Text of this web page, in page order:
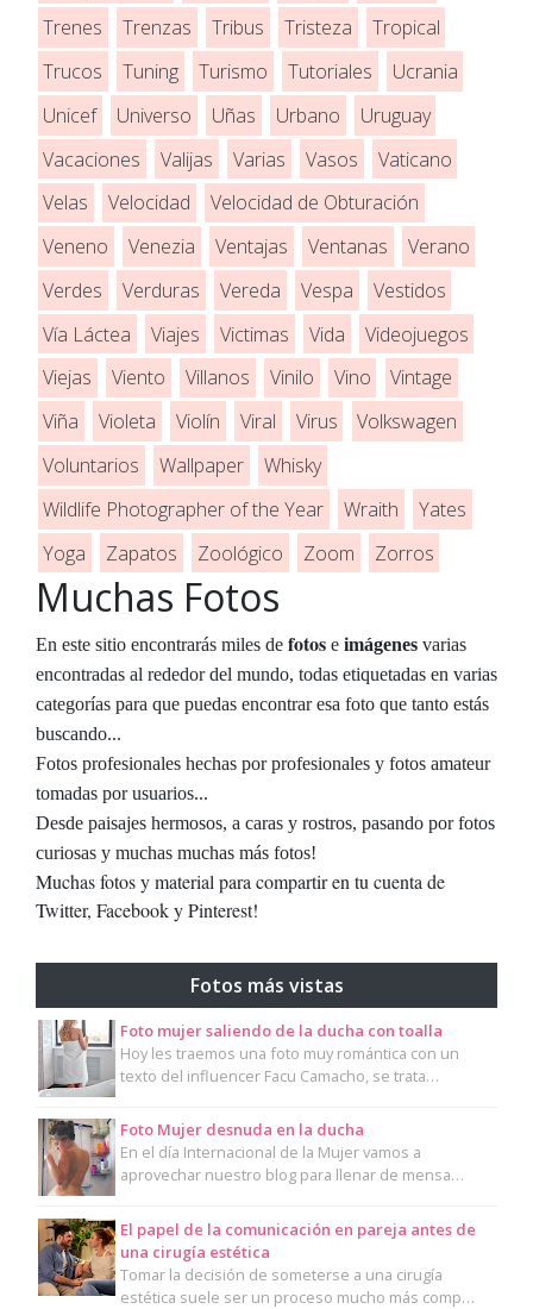
Trenes
Trenzas Tribus Tristeza
Tropical
Trucos
Tuning Turismo Tutoriales
Ucrania
Unicef
Universo Uñas Urbano
Uruguay
Vacaciones
Valijas Varias Vasos
Vaticano
Velas
Velocidad
Velocidad de Obturación
Veneno
Venezia Ventajas Ventanas
Verano
Verdes
Verduras Vereda Vespa
Vestidos
Vía Láctea
Viajes Victimas Vida
Videojuegos
Viejas
Viento Villanos Vinilo Vino
Vintage
Viña
Violeta Violín Viral Virus
Volkswagen
Voluntarios
Wallpaper
Whisky
Wildlife Photographer of the Year
Wraith
Yates
Yoga
Zapatos Zoológico Zoom Zorros
Muchas Fotos
En este sitio encontrarás miles de fotos e imágenes varias
encontradas al rededor del mundo, todas etiquetadas en varias
categorías para que puedas encontrar esa foto que tanto estás
buscando...
Fotos profesionales hechas por profesionales y fotos amateur
tomadas por usuarios...
Desde paisajes hermosos, a caras y rostros, pasando por fotos
curiosas y muchas muchas más fotos!
Muchas fotos y material para compartir en tu cuenta de
Twitter, Facebook y Pinterest!
Fotos más vistas
Foto mujer saliendo de la ducha con toalla
Hoy les traemos una foto muy romántica con un
texto del influencer Facu Camacho, se trata…
Foto Mujer desnuda en la ducha
En el día Internacional de la Mujer vamos a
aprovechar nuestro blog para llenar de mensa…
El papel de la comunicación en pareja antes de
una cirugía estética
Tomar la decisión de someterse a una cirugía
estética suele ser un proceso mucho más comp…